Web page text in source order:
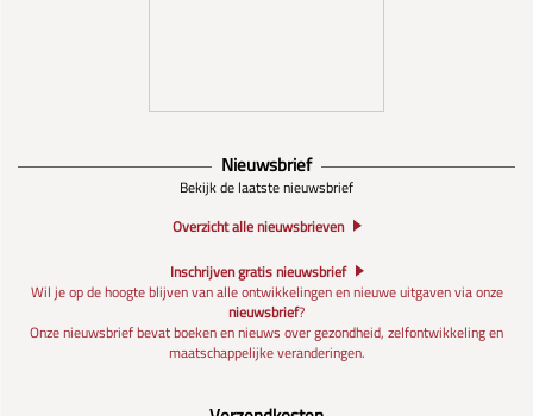
Nieuwsbrief
Bekijk de laatste nieuwsbrief
Overzicht alle nieuwsbrieven
Inschrijven gratis nieuwsbrief
Wil je op de hoogte blijven van alle ontwikkelingen en nieuwe uitgaven via onze
nieuwsbrief?
Onze nieuwsbrief bevat boeken en nieuws over gezondheid, zelfontwikkeling en
maatschappelijke veranderingen.